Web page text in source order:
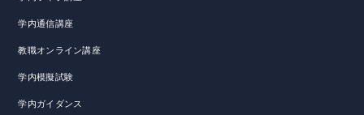
学内通信講座
教職オンライン講座
学内模擬試験
学内ガイダンス